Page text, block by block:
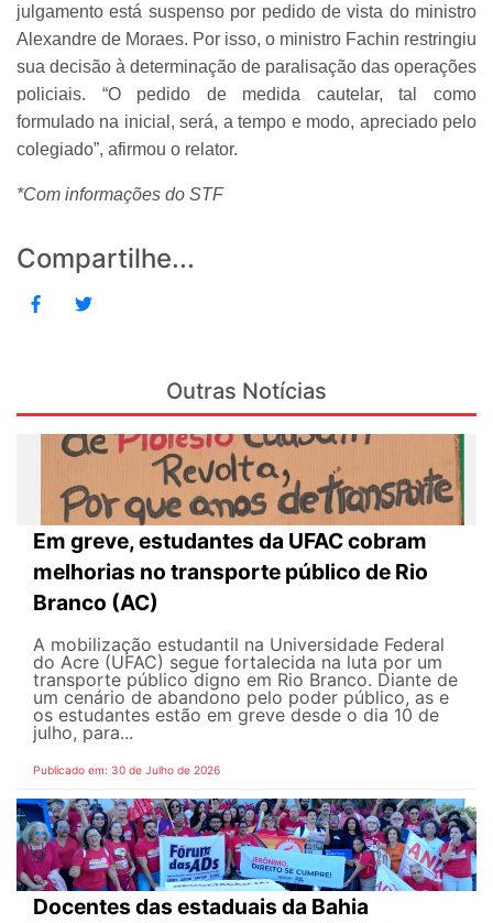
julgamento está suspenso por pedido de vista do ministro
Alexandre de Moraes. Por isso, o ministro Fachin restringiu
sua decisão à determinação de paralisação das operações
policiais. “O pedido de medida cautelar, tal como
formulado na inicial, será, a tempo e modo, apreciado pelo
colegiado”, afirmou o relator.
*Com informações do STF
Compartilhe...
Outras Notícias
Em greve, estudantes da UFAC cobram
melhorias no transporte público de Rio
Branco (AC)
A mobilização estudantil na Universidade Federal
do Acre (UFAC) segue fortalecida na luta por um
transporte público digno em Rio Branco. Diante de
um cenário de abandono pelo poder público, as e
os estudantes estão em greve desde o dia 10 de
julho, para...
Publicado em: 30 de Julho de 2026
Docentes das estaduais da Bahia